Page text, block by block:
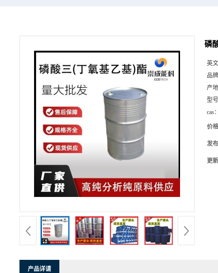
磷
英
品
产
型
cas
价
发
更
产品详请